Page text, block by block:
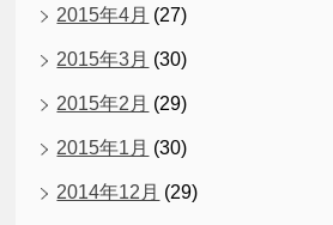
2015年4月 (27)
2015年3月 (30)
2015年2月 (29)
2015年1月 (30)
2014年12月 (29)